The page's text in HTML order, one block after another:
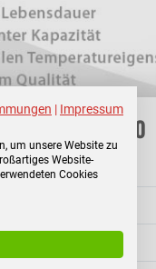
MINI-RT 1000
RT 1000
| Impressum
um unsere Website zu
Website-
Cookies